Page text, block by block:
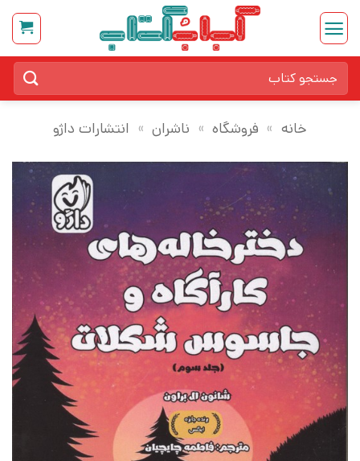
Skip
content
برای:
خانه » فروشگاه » ناشران » انتشارات داژو